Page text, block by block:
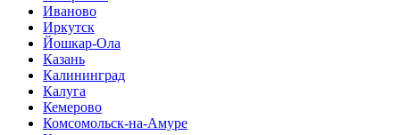
Иваново
Иркутск
Йошкар-Ола
Казань
Калининград
Калуга
Кемерово
Комсомольск-на-Амуре